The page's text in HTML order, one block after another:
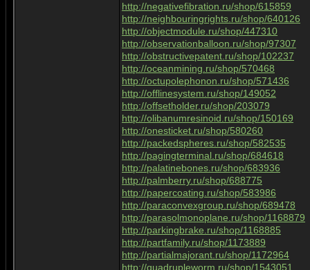
http://negativefibration.ru/shop/615859
http://neighbouringrights.ru/shop/640126
http://objectmodule.ru/shop/447310
http://observationballoon.ru/shop/97307
http://obstructivepatent.ru/shop/102237
http://oceanmining.ru/shop/570468
http://octupolephonon.ru/shop/571436
http://offlinesystem.ru/shop/149052
http://offsetholder.ru/shop/203079
http://olibanumresinoid.ru/shop/150169
http://onesticket.ru/shop/580260
http://packedspheres.ru/shop/582535
http://pagingterminal.ru/shop/684618
http://palatinebones.ru/shop/683936
http://palmberry.ru/shop/688775
http://papercoating.ru/shop/583986
http://paraconvexgroup.ru/shop/689478
http://parasolmonoplane.ru/shop/1168879
http://parkingbrake.ru/shop/1168885
http://partfamily.ru/shop/1173889
http://partialmajorant.ru/shop/1172964
http://quadrupleworm.ru/shop/1543051